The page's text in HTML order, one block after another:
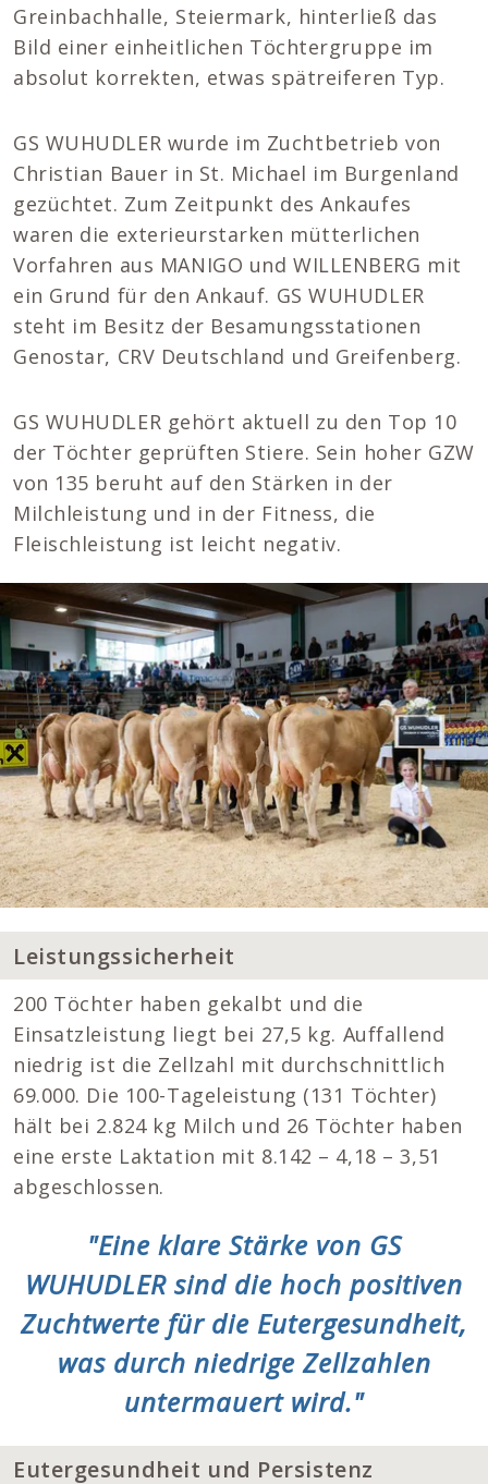
Greinbachhalle, Steiermark, hinterließ das
Bild einer einheitlichen Töchtergruppe im
absolut korrekten, etwas spätreiferen Typ.
GS WUHUDLER wurde im Zuchtbetrieb von
Christian Bauer in St. Michael im Burgenland
gezüchtet. Zum Zeitpunkt des Ankaufes
waren die exterieurstarken mütterlichen
Vorfahren aus MANIGO und WILLENBERG mit
ein Grund für den Ankauf. GS WUHUDLER
steht im Besitz der Besamungsstationen
Genostar, CRV Deutschland und Greifenberg.
GS WUHUDLER gehört aktuell zu den Top 10
der Töchter geprüften Stiere. Sein hoher GZW
von 135 beruht auf den Stärken in der
Milchleistung und in der Fitness, die
Fleischleistung ist leicht negativ.
Leistungssicherheit
200 Töchter haben gekalbt und die
Einsatzleistung liegt bei 27,5 kg. Auffallend
niedrig ist die Zellzahl mit durchschnittlich
69.000. Die 100-Tageleistung (131 Töchter)
hält bei 2.824 kg Milch und 26 Töchter haben
eine erste Laktation mit 8.142 – 4,18 – 3,51
abgeschlossen.
"Eine klare Stärke von GS
WUHUDLER sind die hoch positiven
Zuchtwerte für die Eutergesundheit,
was durch niedrige Zellzahlen
untermauert wird."
Eutergesundheit und Persistenz